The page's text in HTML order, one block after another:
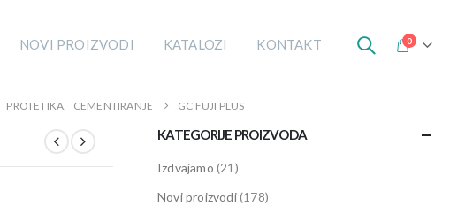
NOVI PROIZVODI KATALOZI KONTAKT 0
PROTETIKA, CEMENTIRANJE GC FUJI PLUS
KATEGORIJE PROIZVODA
Izdvajamo (21)
Novi proizvodi(178)